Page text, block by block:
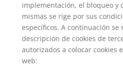
implementación, el bloqueo y
mismas se rige por sus
específicos. A continuación se
descripción de cookies de
autorizados a colocar cookies
web: